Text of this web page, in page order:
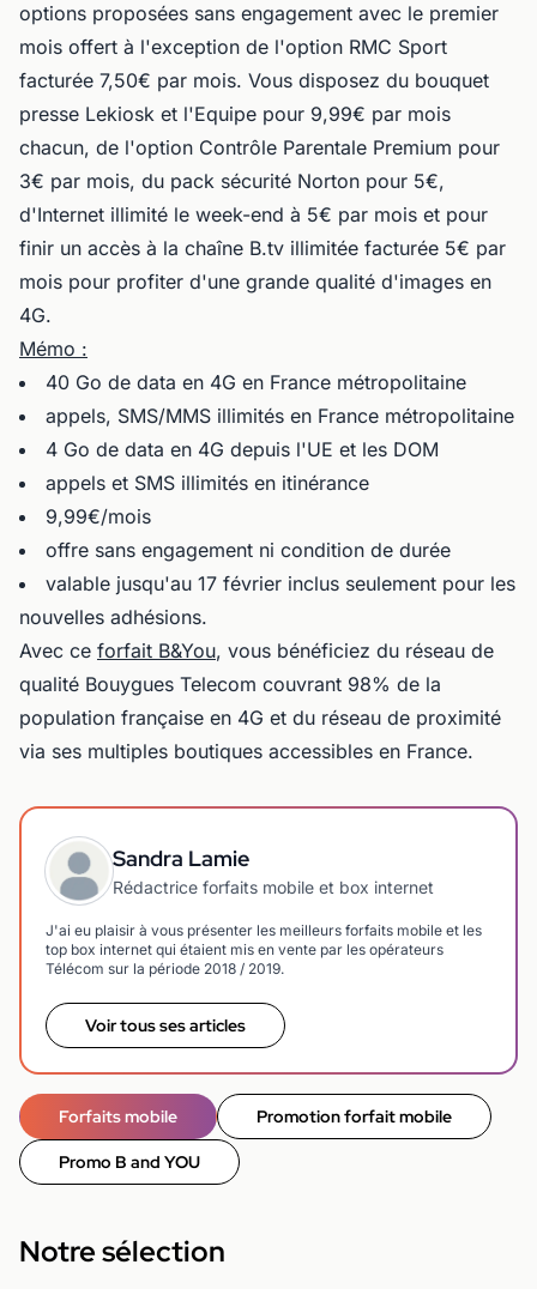
options proposées sans engagement avec le premier
mois offert à l'exception de l'option RMC Sport
facturée 7,50€ par mois. Vous disposez du bouquet
presse Lekiosk et l'Equipe pour 9,99€ par mois
chacun, de l'option Contrôle Parentale Premium pour
3€ par mois, du pack sécurité Norton pour 5€,
d'Internet illimité le week-end à 5€ par mois et pour
finir un accès à la chaîne B.tv illimitée facturée 5€ par
mois pour profiter d'une grande qualité d'images en
4G.
Mémo :
40 Go de data en 4G en France métropolitaine
appels, SMS/MMS illimités en France métropolitaine
4 Go de data en 4G depuis l'UE et les DOM
appels et SMS illimités en itinérance
9,99€/mois
offre sans engagement ni condition de durée
valable jusqu'au 17 février inclus seulement pour les
nouvelles adhésions.
Avec ce forfait B&You, vous bénéficiez du réseau de
qualité Bouygues Telecom couvrant 98% de la
population française en 4G et du réseau de proximité
via ses multiples boutiques accessibles en France.
Sandra Lamie
Rédactrice forfaits mobile et box internet
J'ai eu plaisir à vous présenter les meilleurs forfaits mobile et les
top box internet qui étaient mis en vente par les opérateurs
Télécom sur la période 2018 / 2019.
Voir tous ses articles
Forfaits mobile Promotion forfait mobile
Promo B and YOU
Notre sélection